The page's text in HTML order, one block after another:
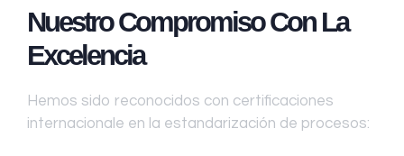
Nuestro Compromiso Con La
Excelencia
Hemos sido reconocidos con certificaciones
internacionale en la estandarización de procesos: